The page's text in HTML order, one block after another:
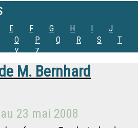
E F G H I
J
O P Q R S
T
Y Z
M. Bernhard
au 23 mai 2008